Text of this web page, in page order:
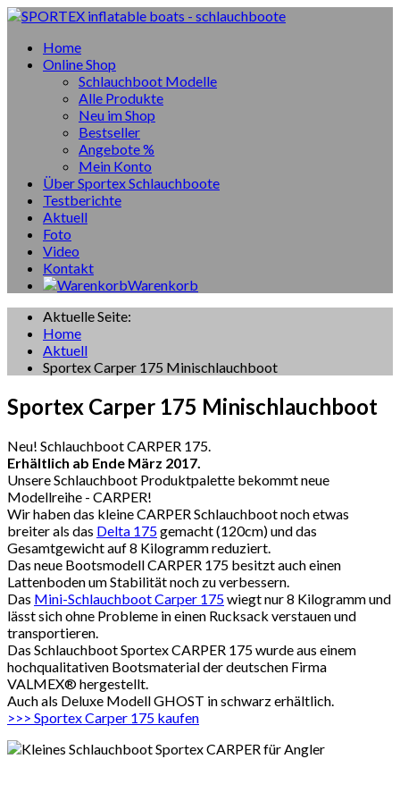
Home
Online Shop
Schlauchboot Modelle
Alle Produkte
Neu im Shop
Bestseller
Angebote %
Mein Konto
Über Sportex Schlauchboote
Testberichte
Aktuell
Foto
Video
Kontakt
Warenkorb
Aktuelle Seite:
Home
Aktuell
Sportex Carper 175 Minischlauchboot
Sportex Carper 175 Minischlauchboot
Neu! Schlauchboot CARPER 175.
Erhältlich ab Ende März 2017.
Unsere Schlauchboot Produktpalette bekommt neue
Modellreihe - CARPER!
Wir haben das kleine CARPER Schlauchboot noch etwas
breiter als das Delta 175gemacht (120cm) und das
Gesamtgewicht auf 8 Kilogramm reduziert.
Das neue Bootsmodell CARPER 175 besitzt auch einen
Lattenboden um Stabilität noch zu verbessern.
Das Mini-Schlauchboot Carper 175wiegt nur 8 Kilogramm und
lässt sich ohne Probleme in einen Rucksack verstauen und
transportieren.
Das Schlauchboot Sportex CARPER 175 wurde aus einem
hochqualitativen Bootsmaterial der deutschen Firma
VALMEX® hergestellt.
Auch als Deluxe Modell GHOST in schwarz erhältlich.
>>> Sportex Carper 175 kaufen